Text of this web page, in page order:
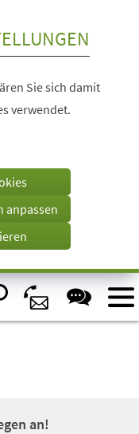
Sie sich damit
verwendet.
anpassen
an!